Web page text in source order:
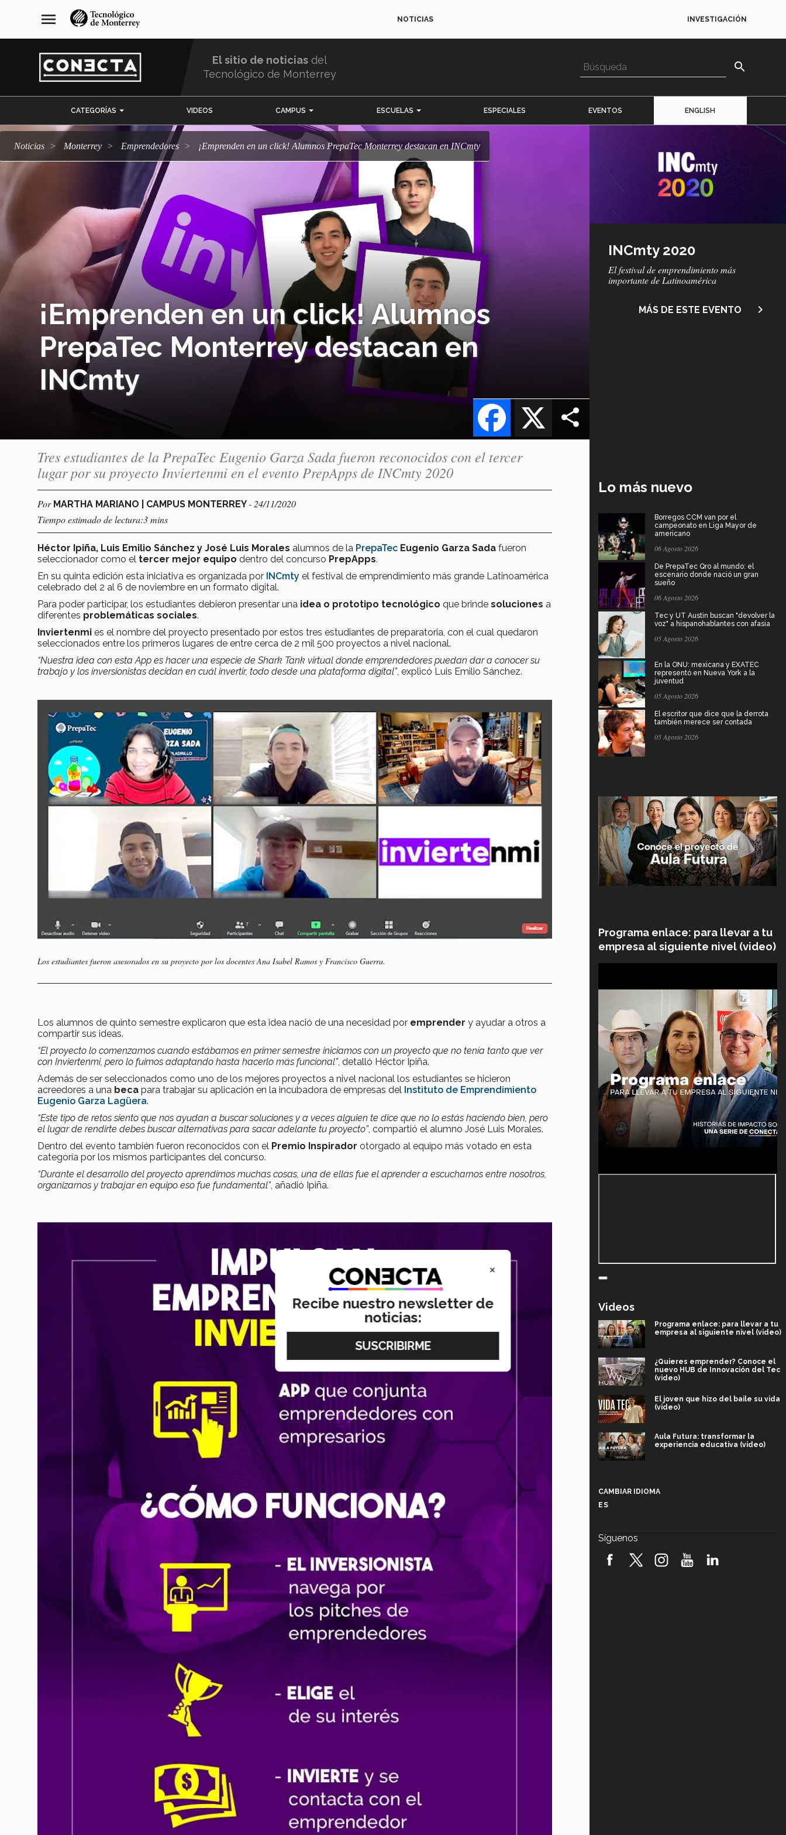
navegación
principal
menu NOTICIAS INVESTIGACIÓN
El sitio de noticias del
Tecnológico de Monterrey
search
CATEGORÍAS VIDEOS CAMPUS ESCUELAS ESPECIALES EVENTOS ENGLISH
Noticias Monterrey emprendedores ¡Emprenden en un click! Alumnos PrepaTec Monterrey destacan en INCmty
¡Emprenden en un click! Alumnos
PrepaTec Monterrey destacan en
INCmty
X
Facebook
INCmty 2020
Subtítulo
El festival de emprendimiento más
importante de Latinoamérica
MÁS DE ESTE EVENTO navigate_next
Tres estudiantes de la PrepaTec Eugenio Garza Sada fueron reconocidos con el tercer
lugar por su proyecto Inviertenmi en el evento PrepApps de INCmty 2020
Por MARTHA MARIANO | CAMPUS MONTERREY- 24/11/2020
Tiempo estimado de lectura:3 mins
Héctor Ipiña, Luis Emilio Sánchez y José Luis Morales alumnos de la PrepaTec Eugenio Garza Sada fueron
seleccionador como el tercer mejor equipo dentro del concurso PrepApps.
En su quinta edición esta iniciativa es organizada por INCmty el festival de emprendimiento más grande Latinoamérica
celebrado del 2 al 6 de noviembre en un formato digital.
Para poder participar, los estudiantes debieron presentar una idea o prototipo tecnológico que brinde soluciones a
diferentes problemáticas sociales.
Inviertenmi es el nombre del proyecto presentado por estos tres estudiantes de preparatoria, con el cual quedaron
seleccionados entre los primeros lugares de entre cerca de 2 mil 500 proyectos a nivel nacional.
“Nuestra idea con esta App es hacer una especie de Shark Tank virtual donde emprendedores puedan dar a conocer su
trabajo y los inversionistas decidan en cuál invertir, todo desde una plataforma digital”, explicó Luis Emilio Sánchez.
Los estudiantes fueron asesorados en su proyecto por los docentes Ana Isabel Ramos y Francisco Guerra.
Los alumnos de quinto semestre explicaron que esta idea nació de una necesidad por emprender y ayudar a otros a
compartir sus ideas.
“El proyecto lo comenzamos cuando estábamos en primer semestre iniciamos con un proyecto que no tenía tanto que ver
con Inviertenmi, pero lo fuimos adaptando hasta hacerlo más funcional”, detalló Héctor Ipiña.
Además de ser seleccionados como uno de los mejores proyectos a nivel nacional los estudiantes se hicieron
acreedores a una beca para trabajar su aplicación en la incubadora de empresas del Instituto de Emprendimiento
Eugenio Garza Lagüera.
“Este tipo de retos siento que nos ayudan a buscar soluciones y a veces alguien te dice que no lo estás haciendo bien, pero
el lugar de rendirte debes buscar alternativas para sacar adelante tu proyecto”, compartió el alumno José Luis Morales.
Dentro del evento también fueron reconocidos con el Premio Inspirador otorgado al equipo más votado en esta
categoría por los mismos participantes del concurso.
“Durante el desarrollo del proyecto aprendimos muchas cosas, una de ellas fue el aprender a escucharnos entre nosotros,
organizarnos y trabajar en equipo eso fue fundamental”, añadió Ipiña.
Lo más nuevo
Borregos CCM van por el
campeonato en Liga Mayor de
americano
06 Agosto 2026
De PrepaTec Qro al mundo: el
escenario donde nació un gran
sueño
06 Agosto 2026
Tec y UT Austin buscan "devolver la
voz" a hispanohablantes con afasia
05 Agosto 2026
En la ONU: mexicana y EXATEC
representó en Nueva York a la
juventud
05 Agosto 2026
El escritor que dice que la derrota
también merece ser contada
05 Agosto 2026
Programa enlace: para llevar a tu
empresa al siguiente nivel (video)
Videos
Programa enlace: para llevar a tu
empresa al siguiente nivel (video)
¿Quieres emprender? Conoce el
nuevo HUB de Innovación del Tec
(video)
El joven que hizo del baile su vida
(video)
Aula Futura: transformar la
experiencia educativa (video)
robótica FIRST 2026! (video)
CAMBIAR IDIOMA
ES
Síguenos
×
Recibe nuestro newsletter de
noticias: